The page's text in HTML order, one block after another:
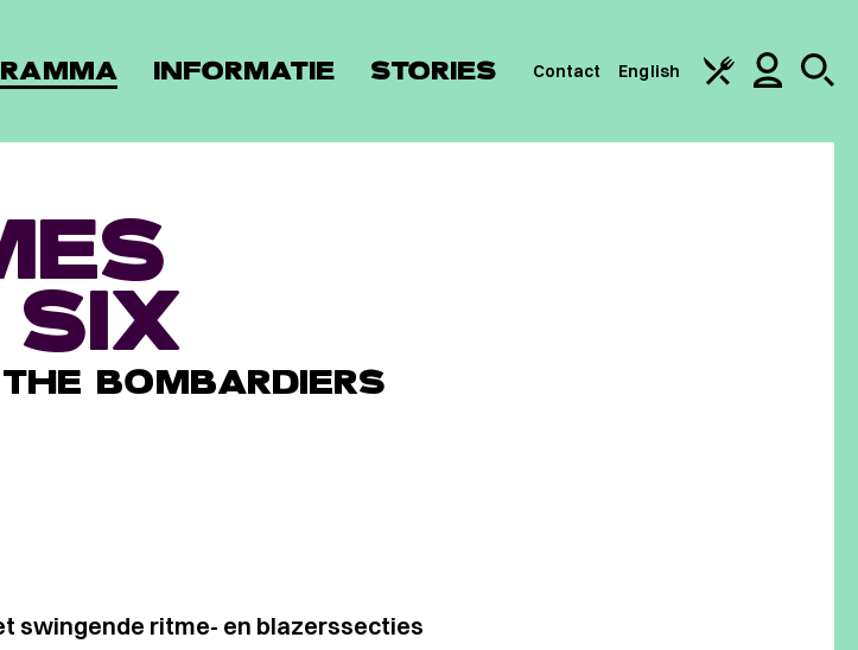
INFORMATIE STORIES Contact English
BOMBARDIERS
swingende ritme- en blazerssecties